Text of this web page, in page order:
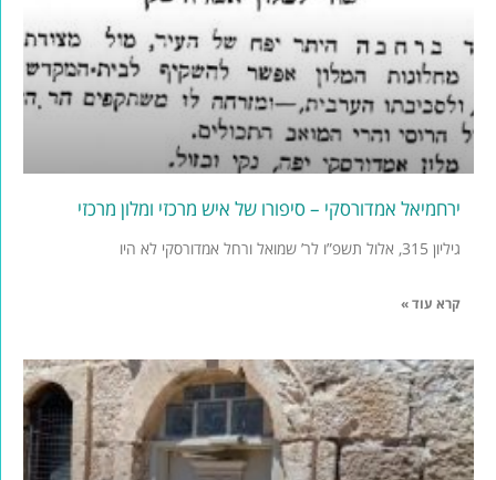
ירחמיאל אמדורסקי – סיפורו של איש מרכזי ומלון מרכזי
גיליון 315, אלול תשפ”ו לר’ שמואל ורחל אמדורסקי לא היו
קרא עוד »